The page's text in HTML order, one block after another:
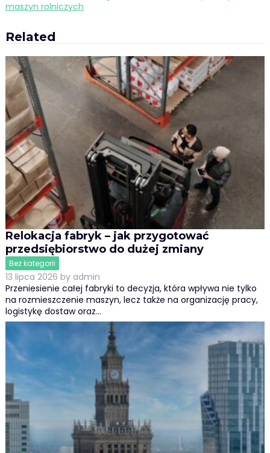
maszyn rolniczych
Related
Relokacja fabryk – jak przygotować
przedsiębiorstwo do dużej zmiany
Bez kategorii
13 lipca 2026 by admin
Przeniesienie całej fabryki to decyzja, która wpływa nie tylko
na rozmieszczenie maszyn, lecz także na organizację pracy,
logistykę dostaw oraz…